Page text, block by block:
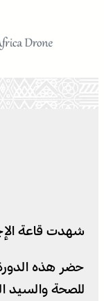
شهدت قاعة الإجتماعات بمقر عمالة
للصحة والسيد